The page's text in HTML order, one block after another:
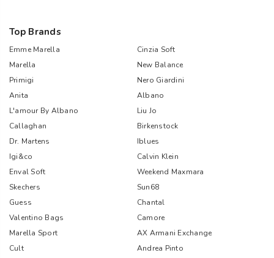
Top Brands
Emme Marella
Cinzia Soft
Marella
New Balance
Primigi
Nero Giardini
Anita
Albano
L'amour By Albano
Liu Jo
Callaghan
Birkenstock
Dr. Martens
Iblues
Igi&co
Calvin Klein
Enval Soft
Weekend Maxmara
Skechers
Sun68
Guess
Chantal
Valentino Bags
Camore
Marella Sport
AX Armani Exchange
Cult
Andrea Pinto